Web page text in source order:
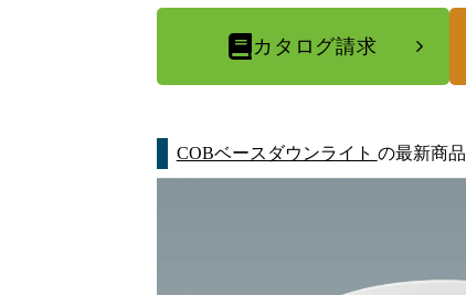
カタログ請求
COBベースダウンライト の最新商品